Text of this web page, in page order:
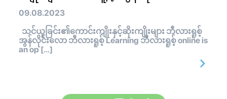
09.08.2023
သင်ယူခြင်း၏ကောင်းကျိုးနှင့်ဆိုးကျိုးများ ဘီလားရူစ့်
အွန်လိုင်းလော ဘီလားရူစ့် Learning ဘီလားရူစ့် online is
an op […]